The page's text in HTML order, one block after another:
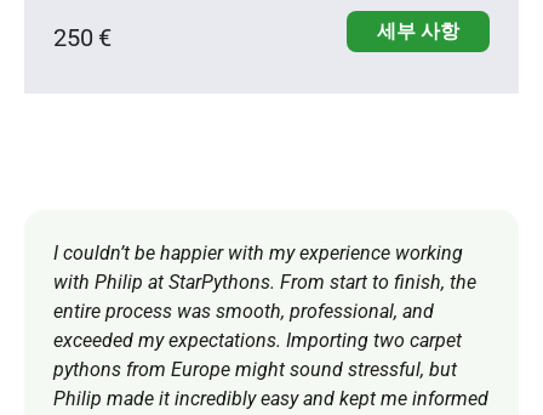
250 € 세부 사항
I couldn’t be happier with my experience working
with Philip at StarPythons. From start to finish, the
entire process was smooth, professional, and
exceeded my expectations. Importing two carpet
pythons from Europe might sound stressful, but
Philip made it incredibly easy and kept me informed